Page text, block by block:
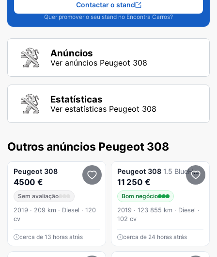
Quer promover o seu stand no Encontra Carros?
Contactar o stand
Anúncios
Ver anúncios Peugeot 308
Estatísticas
Ver estatísticas Peugeot 308
Outros anúncios Peugeot 308
Peugeot 308
4500 €
Sem avaliação
2019 · 209 km · Diesel · 120
cv
cerca de 13 horas atrás
Peugeot 308 1.5 BlueHDi Style
11 250 €
Bom negócio
2019 · 123 855 km · Diesel ·
102 cv
cerca de 24 horas atrás